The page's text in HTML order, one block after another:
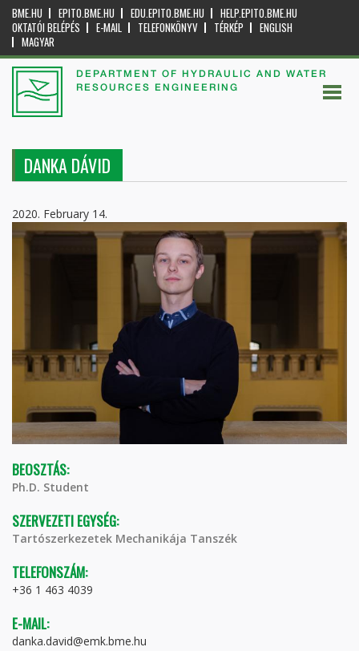
BME.HU EPITO.BME.HU EDU.EPITO.BME.HU
HELP.EPITO.BME.HU
OKTATÓI BELÉPÉS
E-MAIL TELEFONKÖNYV TÉRKÉP
ENGLISH
MAGYAR
DEPARTMENT OF HYDRAULIC AND WATER
RESOURCES ENGINEERING
DANKA DÁVID
2020. February 14.
BEOSZTÁS:
Ph.D. Student
SZERVEZETI EGYSÉG:
Tartószerkezetek Mechanikája Tanszék
TELEFONSZÁM:
+36 1 463 4039
E-MAIL:
danka.david@emk.bme.hu